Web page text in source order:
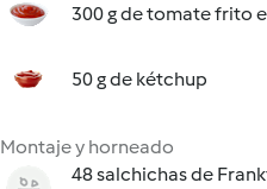
300 g de tomate frito
50 g de kétchup
Montaje y horneado
48 salchichas de